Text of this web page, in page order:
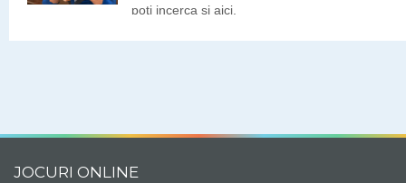
poti incerca si aici.
JOCURI ONLINE